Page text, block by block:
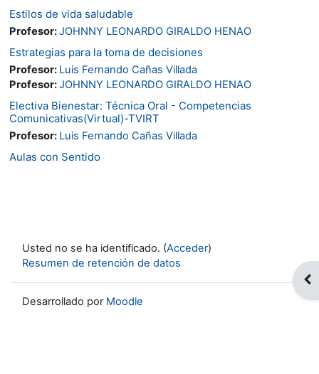
Estilos de vida saludable
Profesor:JOHNNY LEONARDO GIRALDO HENAO
Estrategias para la toma de decisiones
Profesor: Luis Fernando Cañas Villada
Profesor:JOHNNY LEONARDO GIRALDO HENAO
Electiva Bienestar: Técnica Oral - Competencias
Comunicativas(Virtual)-TVIRT
Profesor: Luis Fernando Cañas Villada
Aulas con Sentido
Usted no se ha identificado. (Acceder)
Resumen de retención de datos
Desarrollado por Moodle